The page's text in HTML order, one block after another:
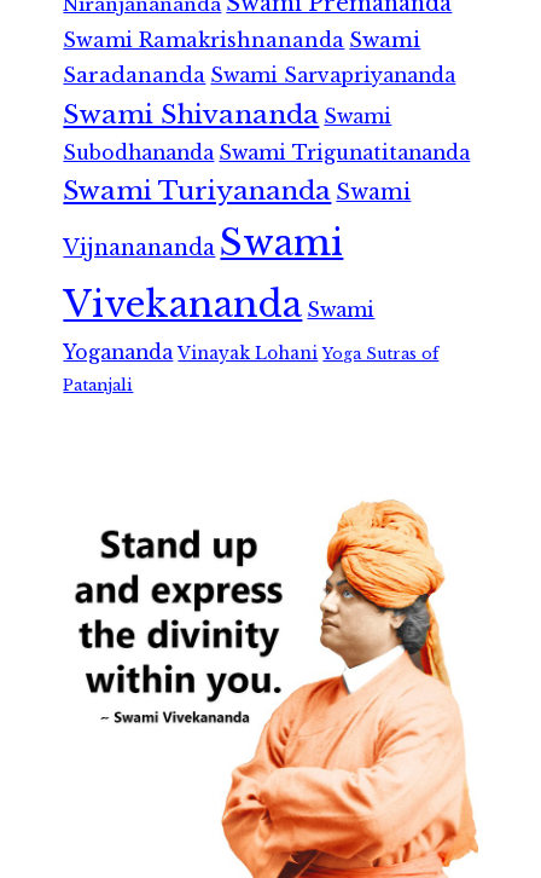
Swami Ramakrishnananda Swami
Saradananda Swami Sarvapriyananda
Swami Shivananda Swami
Subodhananda Swami Trigunatitananda
Swami Turiyananda Swami
Vijnanananda Swami
Vivekananda Swami
Yogananda Vinayak Lohani Yoga Sutras of
Patanjali